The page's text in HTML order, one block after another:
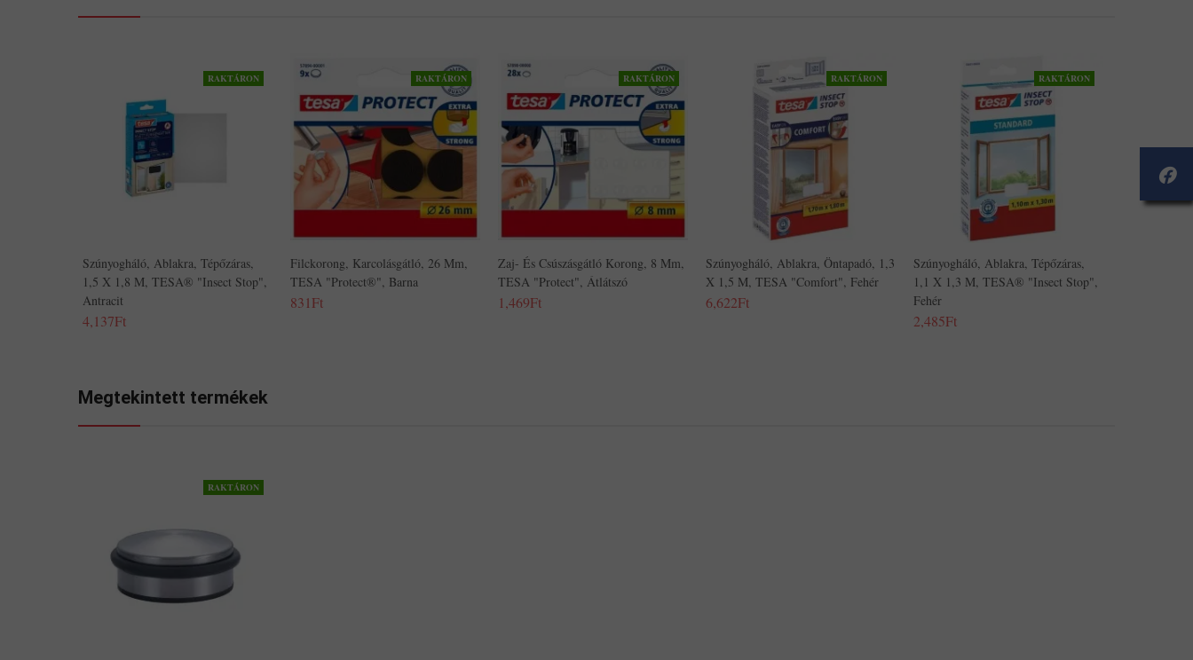
RAKTÁRON
Szúnyogháló, Ablakra, Tépőzáras,
1,5 X 1,8 M, TESA® "Insect Stop",
Antracit
4,137Ft
RAKTÁRON
Filckorong, Karcolásgátló, 26 Mm,
TESA "Protect®", Barna
831Ft
RAKTÁRON
Zaj- És Csúszásgátló Korong, 8 Mm,
TESA "Protect", Átlátszó
1,469Ft
RAKTÁRON
Szúnyogháló, Ablakra, Öntapadó, 1,3
X 1,5 M, TESA "Comfort", Fehér
6,622Ft
RAKTÁRON
Szúnyogháló, Ablakra, Tépőzáras,
1,1 X 1,3 M, TESA® "Insect Stop",
Fehér
2,485Ft
Megtekintett termékek
RAKTÁRON